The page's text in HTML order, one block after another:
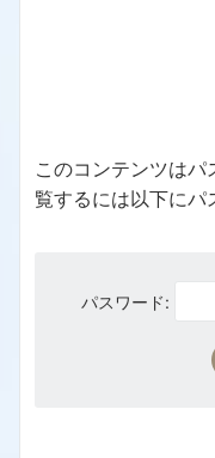
このコンテンツは
覧するには以下にパ
パスワード: